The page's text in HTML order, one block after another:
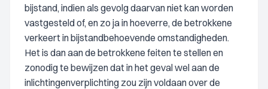
bijstand, indien als gevolg daarvan niet kan worden
vastgesteld of, en zo ja in hoeverre, de betrokkene
verkeert in bijstandbehoevende omstandigheden.
Het is dan aan de betrokkene feiten te stellen en
zonodig te bewijzen dat in het geval wel aan de
inlichtingenverplichting zou zijn voldaan over de